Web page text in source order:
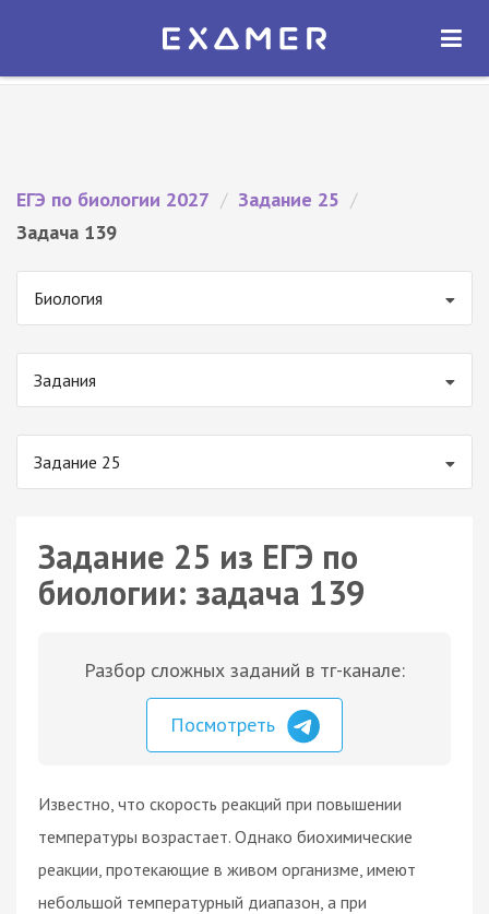
Экзамер — ЕГЭ 2027
ОТКРЫТЬ
ЕГЭ по биологии 2027 / Задание 25 /
Задача 139
Биология
Задания
Задание 25
Задание 25 из ЕГЭ по
биологии: задача 139
Разбор сложных заданий в тг-канале:
Посмотреть
Известно, что скорость реакций при повышении
температуры возрастает. Однако биохимические
реакции, протекающие в живом организме, имеют
небольшой температурный диапазон, а при